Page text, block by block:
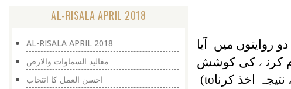
روایتوں میں آیا
کرنے کی کوشش
(to
AL-RISALA APRIL 2018
AL-RISALA APRIL 2018
مقالید السماوات والارض
احسن العمل کا انتخاب